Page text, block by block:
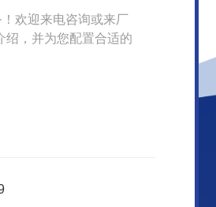
欢迎来电咨询或来厂
绍，并为您配置合适的